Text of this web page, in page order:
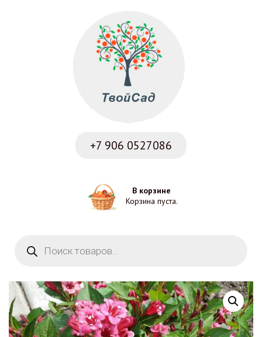
+7 906 0527086
В корзине
Корзина пуста.